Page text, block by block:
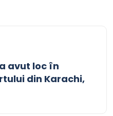
avut loc în
din Karachi,